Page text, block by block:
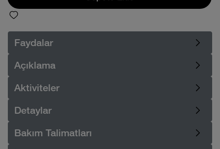
Açıklama
Detaylar
Aktiviteler
Bakım Talimatları
Faydalar